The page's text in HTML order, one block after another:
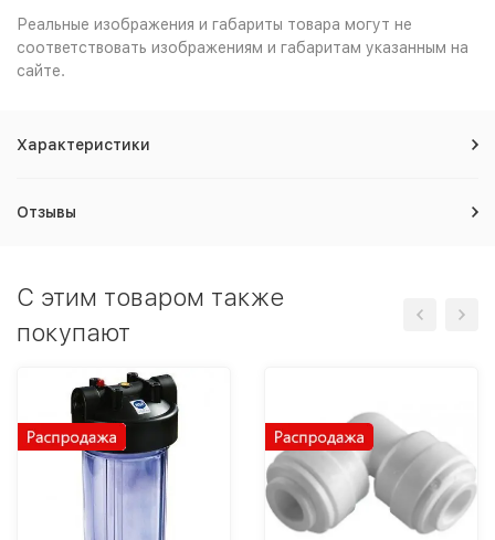
Реальные изображения и габариты товара могут не
соответствовать изображениям и габаритам указанным на
сайте.
Характеристики
Отзывы
C этим товаром также
покупают